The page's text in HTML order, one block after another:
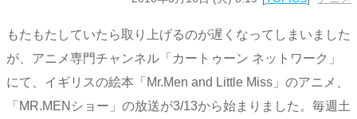
もたもたしていたら取り上げるのが遅くなってしまいました
が、アニメ専門チャンネル「カートゥーン ネットワーク」
にて、イギリスの絵本「Mr.Men and Little Miss」のアニメ、
「MR.MENショー」の放送が3/13から始まりました。毎週土